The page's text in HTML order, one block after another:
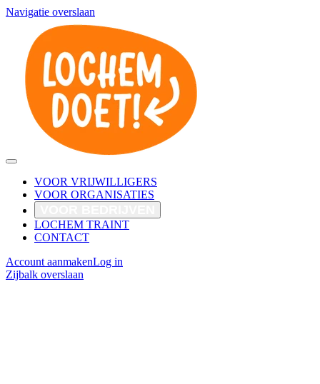
Navigatie overslaan
VOOR VRIJWILLIGERS
VOOR ORGANISATIES
LOCHEM TRAINT
CONTACT
Account aanmakenLog in
Zijbalk overslaan